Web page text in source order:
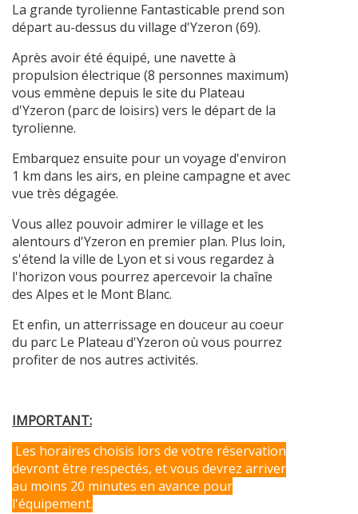
La grande tyrolienne Fantasticable prend son
départ au-dessus du village d'Yzeron (69).
Après avoir été équipé, une navette à
propulsion électrique (8 personnes maximum)
vous emmène depuis le site du Plateau
d'Yzeron (parc de loisirs) vers le départ de la
tyrolienne.
Embarquez ensuite pour un voyage d'environ
1 km dans les airs, en pleine campagne et avec
vue très dégagée.
Vous allez pouvoir admirer le village et les
alentours d'Yzeron en premier plan. Plus loin,
s'étend la ville de Lyon et si vous regardez à
l'horizon vous pourrez apercevoir la chaîne
des Alpes et le Mont Blanc.
Et enfin, un atterrissage en douceur au coeur
du parc Le Plateau d'Yzeron où vous pourrez
profiter de nos autres activités.
IMPORTANT:
Les horaires choisis lors de votre réservation
devront être respectés, et vous devrez arriver
au moins 20 minutes en avance pour
l'équipement.